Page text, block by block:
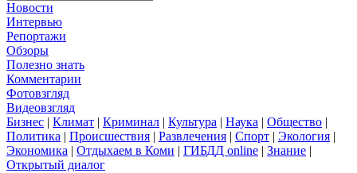
Новости
Интервью
Репортажи
Обзоры
Полезно знать
Комментарии
Фотовзгляд
Видеовзгляд
Бизнес | Климат | Криминал | Культура | Наука | Общество |
Политика | Происшествия | Развлечения | Спорт | Экология |
Экономика | Отдыхаем в Коми | ГИБДД online | Знание |
Открытый диалог